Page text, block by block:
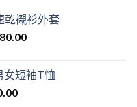
乾襯衫外套
女短袖T恤